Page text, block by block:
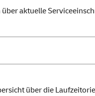
aktuelle
über die